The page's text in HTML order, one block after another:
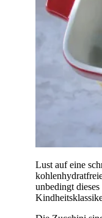
Lust auf eine
unbedingt